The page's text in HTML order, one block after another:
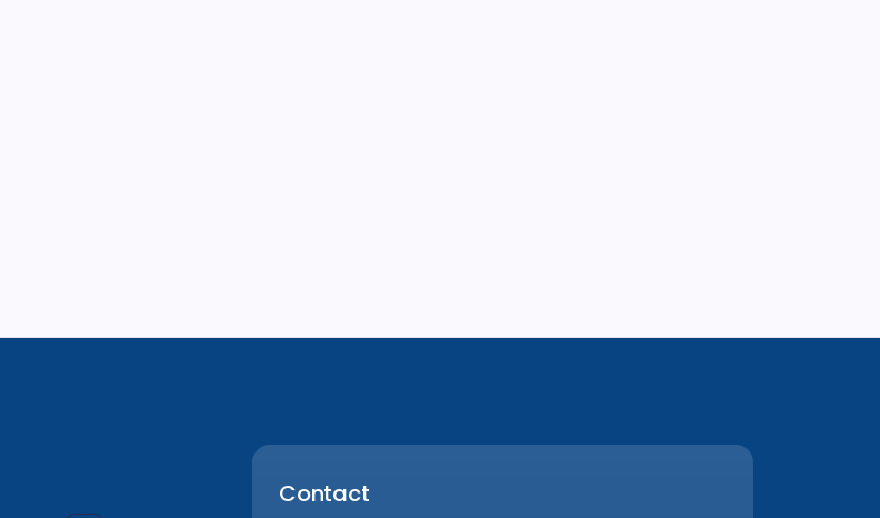
Contact